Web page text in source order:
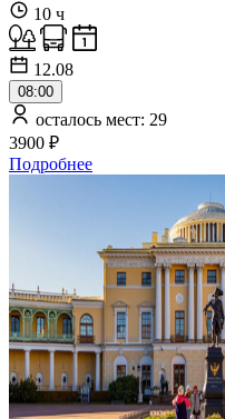
10 ч
12.08
08:00
осталось мест: 29
3900 ₽
Подробнее